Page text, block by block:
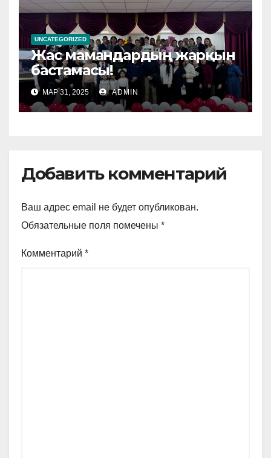
UNCATEGORIZED
Жас мамандардың жарқын
бастамасы!
МАР 31, 2025 ADMIN
Добавить комментарий
Ваш адрес email не будет опубликован.
Обязательные поля помечены *
Комментарий *